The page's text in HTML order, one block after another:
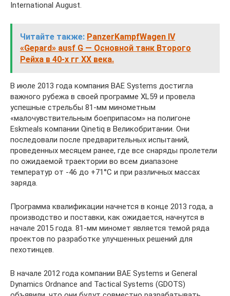
International August.
Читайте также: PanzerKampfWagen IV
«Gepard» ausf G — Основной танк Второго
Рейха в 40-х гг XX века.
В июле 2013 года компания BAE Systems достигла
важного рубежа в своей программе XL59 и провела
успешные стрельбы 81-мм минометным
«малочувствительным боеприпасом» на полигоне
Eskmeals компании Qinetiq в Великобритании. Они
последовали после предварительных испытаний,
проведенных месяцем ранее, где все снаряды пролетели
по ожидаемой траектории во всем диапазоне
температур от -46 до +71°C и при различных массах
заряда.
Программа квалификации начнется в конце 2013 года, а
производство и поставки, как ожидается, начнутся в
начале 2015 года. 81-мм миномет является темой ряда
проектов по разработке улучшенных решений для
пехотинцев.
В начале 2012 года компании BAE Systems и General
Dynamics Ordnance and Tactical Systems (GDOTS)